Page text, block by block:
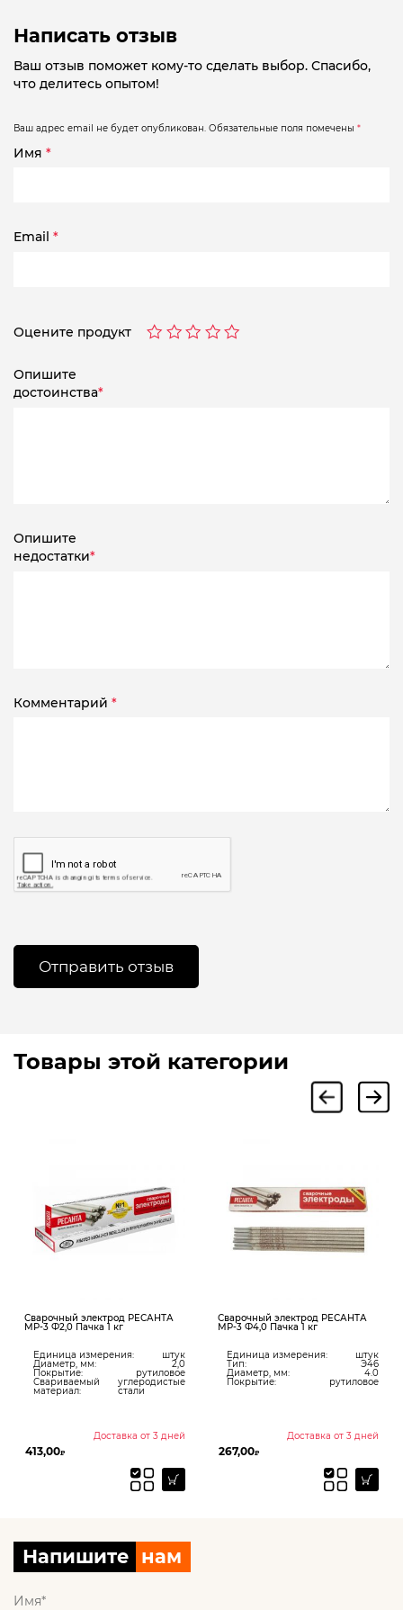
Написать отзыв
Ваш отзыв поможет кому-то сделать выбор. Спасибо,
что делитесь опытом!
Ваш адрес email не будет опубликован. Обязательные поля помечены *
Имя *
Email *
Оцените продукт
Опишите
достоинства*
Опишите
недостатки*
Комментарий *
Товары этой категории
Сварочный электрод РЕСАНТА
МР-3 Ф2,0 Пачка 1 кг
Единица измерения: штук
Диаметр, мм: 2,0
Покрытие: рутиловое
Свариваемый
материал:
углеродистые
стали
Доставка от 3 дней
413,00₽
Сварочный электрод РЕСАНТА
МР-3 Ф4,0 Пачка 1 кг
Единица измерения: штук
Тип: Э46
Диаметр, мм: 4.0
Покрытие: рутиловое
Доставка от 3 дней
267,00₽
Напишите нам